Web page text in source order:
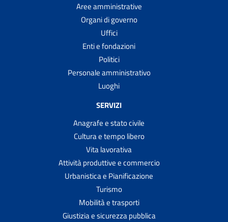
Aree amministrative
Organi di governo
Uffici
Enti e fondazioni
Politici
Personale amministrativo
Luoghi
SERVIZI
Anagrafe e stato civile
Cultura e tempo libero
Vita lavorativa
Attività produttive e commercio
Urbanistica e Pianificazione
Turismo
Mobilità e trasporti
Giustizia e sicurezza pubblica